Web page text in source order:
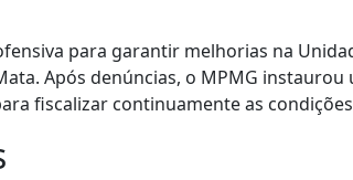
para garantir melhorias na
Após denúncias, o MPMG instaurou
fiscalizar continuamente as condições